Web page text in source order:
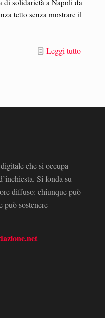
di solidarietà a Napoli da
tetto senza mostrare il
Leggi tutto
che si occupa
Si fonda su
diffuso: chiunque può
può sostenere